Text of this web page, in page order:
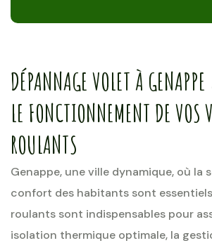
DÉPANNAGE VOLET À
LE FONCTIONNEMENT DE VOS
ROULANTS
Genappe, une ville dynamique, où la
confort des habitants sont
roulants sont indispensables pour
isolation thermique optimale, la